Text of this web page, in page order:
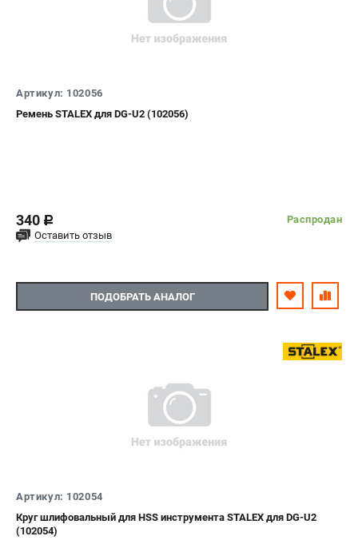
Артикул: 102056
Ремень STALEX для DG-U2 (102056)
340 c
Распродан
Оставить отзыв
ПОДОБРАТЬ АНАЛОГ
Артикул: 102054
Круг шлифовальный для HSS инструмента STALEX для DG-U2
(102054)